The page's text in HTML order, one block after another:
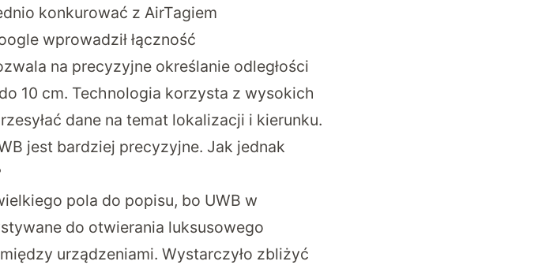
konkurować z AirTagiem
wprowadził łączność
na precyzyjne określanie odległości
10 cm. Technologia korzysta z wysokich
dane na temat lokalizacji i kierunku.
jest bardziej precyzyjne. Jak jednak
pola do popisu, bo UWB w
do otwierania luksusowego
urządzeniami. Wystarczyło zbliżyć